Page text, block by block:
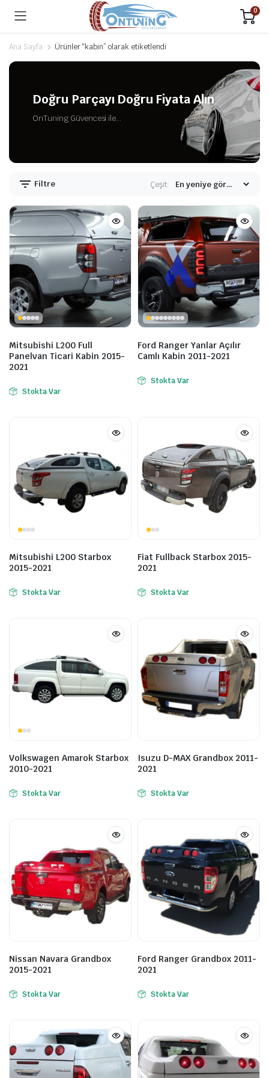
0
Ana Sayfa Ürünler “kabin” olarak etiketlendi
Doğru Parçayı Doğru Fiyata Alın
OnTuning Güvencesi ile...
Filtre Çeşit:
Mitsubishi L200 Full
Panelvan Ticari Kabin 2015-
2021
Stokta Var
Ford Ranger Yanlar Açılır
Camlı Kabin 2011-2021
Stokta Var
Mitsubishi L200 Starbox
2015-2021
Stokta Var
Fiat Fullback Starbox 2015-
2021
Stokta Var
Volkswagen Amarok Starbox
2010-2021
Stokta Var
Isuzu D-MAX Grandbox 2011-
2021
Stokta Var
Nissan Navara Grandbox
2015-2021
Stokta Var
Ford Ranger Grandbox 2011-
2021
Stokta Var